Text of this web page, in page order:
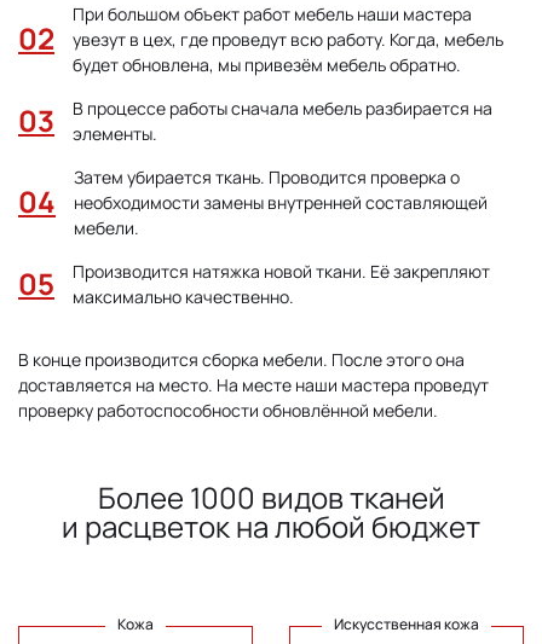
При большом объект работ мебель наши мастера
увезут в цех, где проведут всю работу. Когда, мебель
будет обновлена, мы привезём мебель обратно.
В процессе работы сначала мебель разбирается на
элементы.
Затем убирается ткань. Проводится проверка о
необходимости замены внутренней составляющей
мебели.
Производится натяжка новой ткани. Её закрепляют
максимально качественно.
В конце производится сборка мебели. После этого она
доставляется на место. На месте наши мастера проведут
проверку работоспособности обновлённой мебели.
Более 1000 видов тканей
и расцветок на любой бюджет
Кожа Искусственная кожа